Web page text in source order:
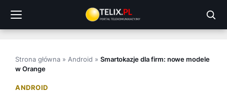
treści
Strona główna » Android » Smartokazje dla firm: nowe modele
w Orange
ANDROID